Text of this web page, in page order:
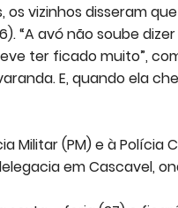
os vizinhos disseram
“A avó não soube
ter ficado muito”,
E, quando ela
(PM) e à Polícia
em Cascavel,